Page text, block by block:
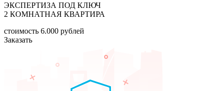
ЭКСПЕРТИЗА ПОД КЛЮЧ
2 КОМНАТНАЯ КВАРТИРА
стоимость 6.000 рублей
Заказать